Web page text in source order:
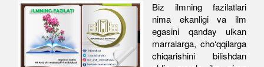
Biz ilmning fazilatlari
nima ekanligi va ilm
egasini qanday ulkan
marralarga, cho‘qqilarga
chiqarishini bilishdan